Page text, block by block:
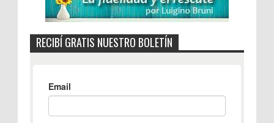
RECIBÍ GRATIS NUESTRO BOLETÍN